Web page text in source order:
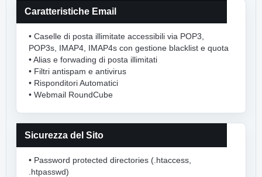
Caratteristiche Email
• Caselle di posta illimitate accessibili via POP3,
POP3s, IMAP4, IMAP4s con gestione blacklist e quota
• Alias e forwading di posta illimitati
• Filtri antispam e antivirus
• Risponditori Automatici
• Webmail RoundCube
Sicurezza del Sito
• Password protected directories (.htaccess,
.htpasswd)